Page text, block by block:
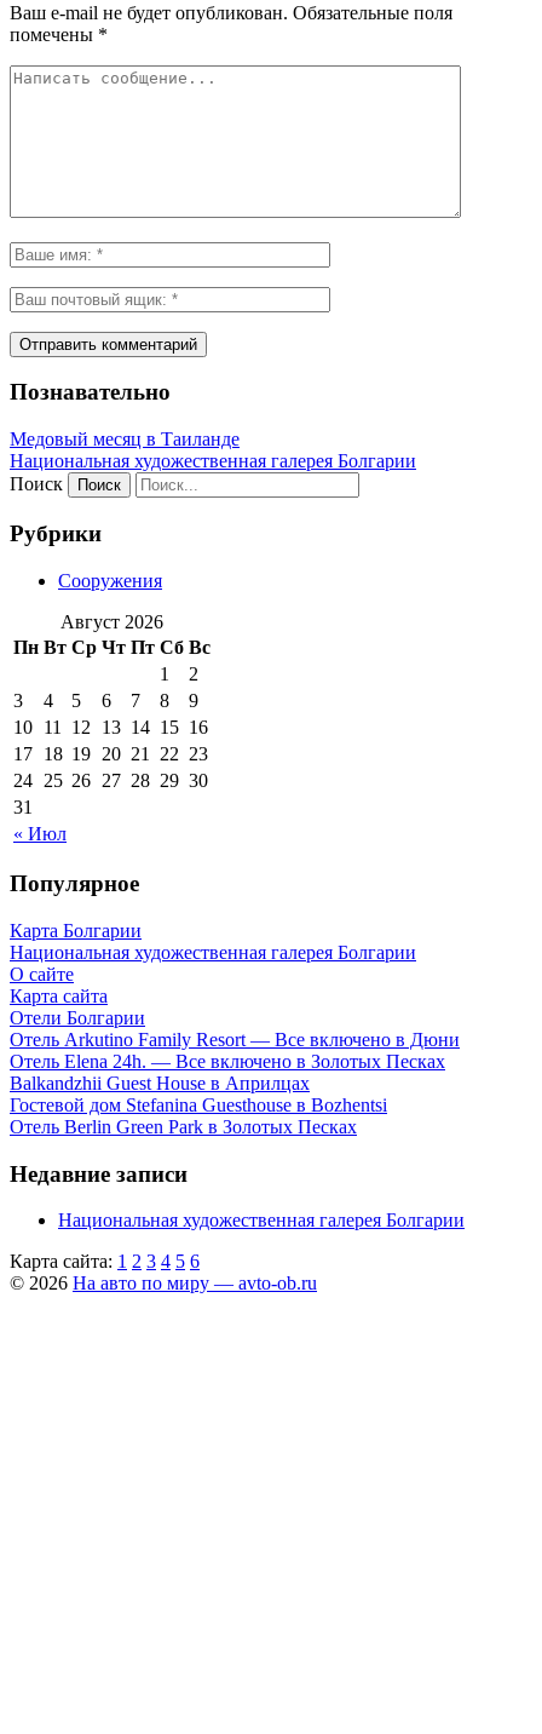
Ваш e-mail не будет опубликован. Обязательные поля
помечены *
Познавательно
Медовый месяц в Таиланде
Национальная художественная галерея Болгарии
Поиск
Рубрики
Сооружения
Август 2026
Пн Вт Ср Чт Пт Сб Вс
« Июл
1
2
3
4 5 6 7 8
9
10 11 12 13 14 15 16
17 18 19 20 21 22 23
24 25 26 27 28 29 30
31
Популярное
Карта Болгарии
Национальная художественная галерея Болгарии
О сайте
Карта сайта
Отели Болгарии
Отель Arkutino Family Resort — Все включено в Дюни
Отель Elena 24h. — Все включено в Золотых Песках
Balkandzhii Guest House в Априлцах
Гостевой дом Stefanina Guesthouse в Bozhentsi
Отель Berlin Green Park в Золотых Песках
Недавние записи
Национальная художественная галерея Болгарии
Карта сайта: 1 2 3 4 5 6
© 2026 На авто по миру — avto-ob.ru